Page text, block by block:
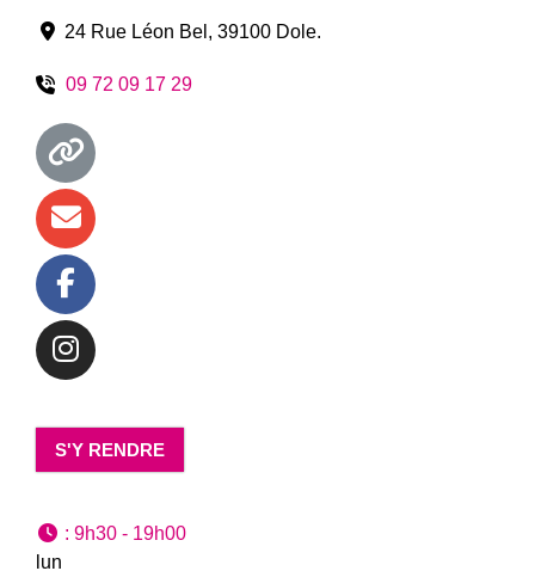
24 Rue Léon Bel , 39100 Dole.
09 72 09 17 29
S'Y RENDRE
: 9h30 - 19h00
lun